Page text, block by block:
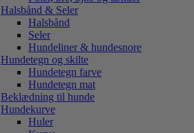
Halsbånd & Seler
Halsbånd
Seler
Hundeliner & hundesnore
Hundetegn og skilte
Hundetegn farve
Hundetegn mat
Beklædning til hunde
Hundekurve
Huler